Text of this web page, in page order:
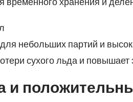
небольших партий и
сухого льда и
и